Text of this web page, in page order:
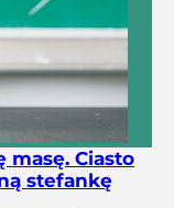
masę. Ciasto
stefankę